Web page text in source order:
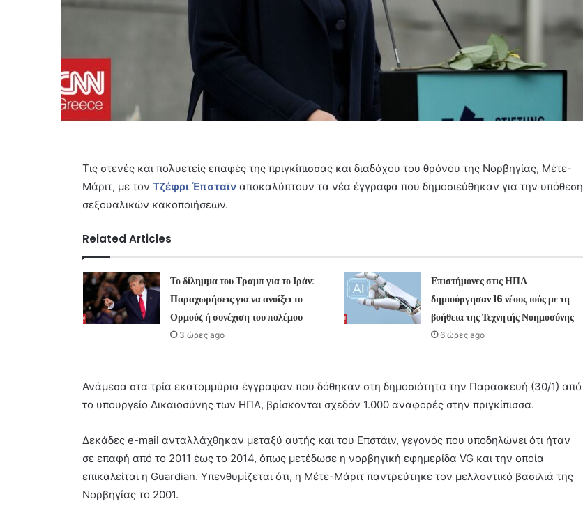
Τις στενές και πολυετείς επαφές της πριγκίπισσας και διαδόχου του θρόνου της Νορβηγίας, Μέτε-
Μάριτ, με τον Τζέφρι Έπσταϊν αποκαλύπτουν τα νέα έγγραφα που δημοσιεύθηκαν για την υπόθεση
σεξουαλικών κακοποιήσεων.
Related Articles
Το δίλημμα του Τραμπ για το Ιράν:
Παραχωρήσεις για να ανοίξει το
Ορμούζ ή συνέχιση του πολέμου
3 ώρες ago
Επιστήμονες στις ΗΠΑ
δημιούργησαν 16 νέους ιούς με τη
βοήθεια της Τεχνητής Νοημοσύνης
6 ώρες ago
Ανάμεσα στα τρία εκατομμύρια έγγραφαν που δόθηκαν στη δημοσιότητα την Παρασκευή (30/1) από
το υπουργείο Δικαιοσύνης των ΗΠΑ, βρίσκονται σχεδόν 1.000 αναφορές στην πριγκίπισσα.
Δεκάδες e-mail ανταλλάχθηκαν μεταξύ αυτής και του Επστάιν, γεγονός που υποδηλώνει ότι ήταν
σε επαφή από το 2011 έως το 2014, όπως μετέδωσε η νορβηγική εφημερίδα VG και την οποία
επικαλείται η Guardian. Υπενθυμίζεται ότι, η Μέτε-Μάριτ παντρεύτηκε τον μελλοντικό βασιλιά της
Νορβηγίας το 2001.